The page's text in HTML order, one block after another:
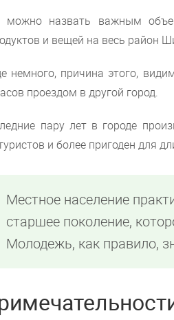
назвать важным
и вещей на весь район
немного, причина этого,
проездом в другой город.
пару лет в городе
и более пригоден для
Местное население
старшее поколение,
Молодежь, как правило,